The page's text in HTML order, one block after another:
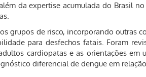
da expertise acumulada do Brasil
grupos de risco, incorporando outras
para desfechos fatais. Foram
cardiopatas e as orientações em
diferencial de dengue em